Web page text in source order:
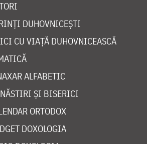
DUHOVNICEȘTI
CU VIAȚĂ DUHOVNICEASCĂ
ALFABETIC
ȘI BISERICI
ORTODOX
DOXOLOGIA